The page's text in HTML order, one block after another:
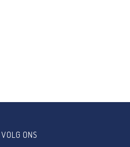
VOLG ONS